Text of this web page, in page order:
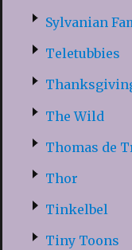
Sylvanian
Teletubbies
The Wild
Thomas de
Thor
Tinkelbel
Tiny Toons